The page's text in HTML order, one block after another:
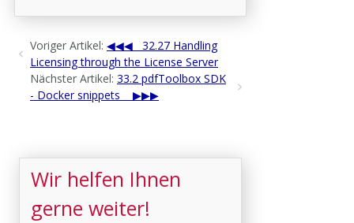
Voriger Artikel:
32.27 Handling
Licensing through the License Server
Nächster Artikel: 33.2 pdfToolbox SDK
- Docker snippets
Wir helfen Ihnen
gerne weiter!